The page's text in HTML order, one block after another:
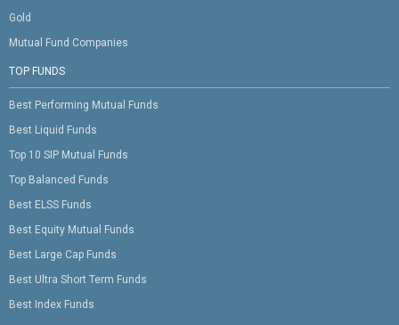
Gold
Mutual Fund Companies
TOP FUNDS
Best Performing Mutual Funds
Best Liquid Funds
Top 10 SIP Mutual Funds
Top Balanced Funds
Best ELSS Funds
Best Equity Mutual Funds
Best Large Cap Funds
Best Ultra Short Term Funds
Best Index Funds